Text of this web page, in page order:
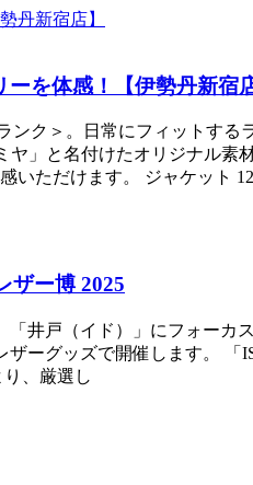
を体感！【伊勢丹新宿店
ク＞。日常にフィットする
」と名付けたオリジナル素
いただけます。 ジャケット
ザー博 2025
井戸（イド）」にフォーカ
ーグッズで開催します。 「
、厳選し